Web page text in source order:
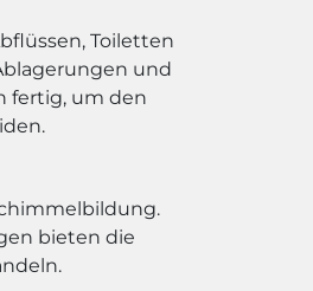
Toiletten
und
fertig, um den
bieten die